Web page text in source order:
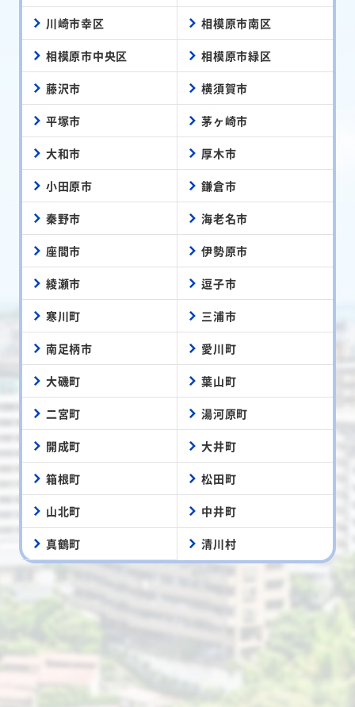
川崎市幸区 相模原市南区
相模原市中央区 相模原市緑区
藤沢市 横須賀市
平塚市 茅ヶ崎市
大和市 厚木市
小田原市 鎌倉市
秦野市 海老名市
座間市 伊勢原市
綾瀬市 逗子市
寒川町 三浦市
南足柄市 愛川町
大磯町 葉山町
二宮町 湯河原町
開成町 大井町
箱根町 松田町
山北町 中井町
真鶴町 清川村